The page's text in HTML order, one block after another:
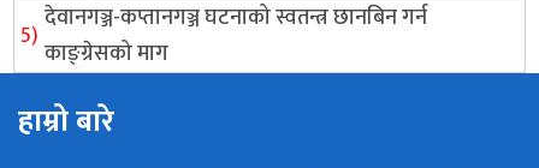
देवानगञ्ज-कप्तानगञ्ज घटनाको स्वतन्त्र छानबिन गर्न
काङ्ग्रेसको माग
हाम्रो बारे